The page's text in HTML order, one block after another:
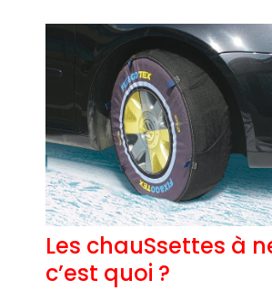
Les chauSsettes à
c’est quoi ?